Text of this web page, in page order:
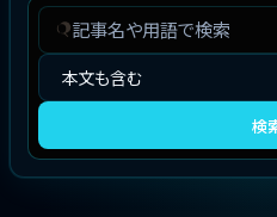
事
検
索
索
象
検